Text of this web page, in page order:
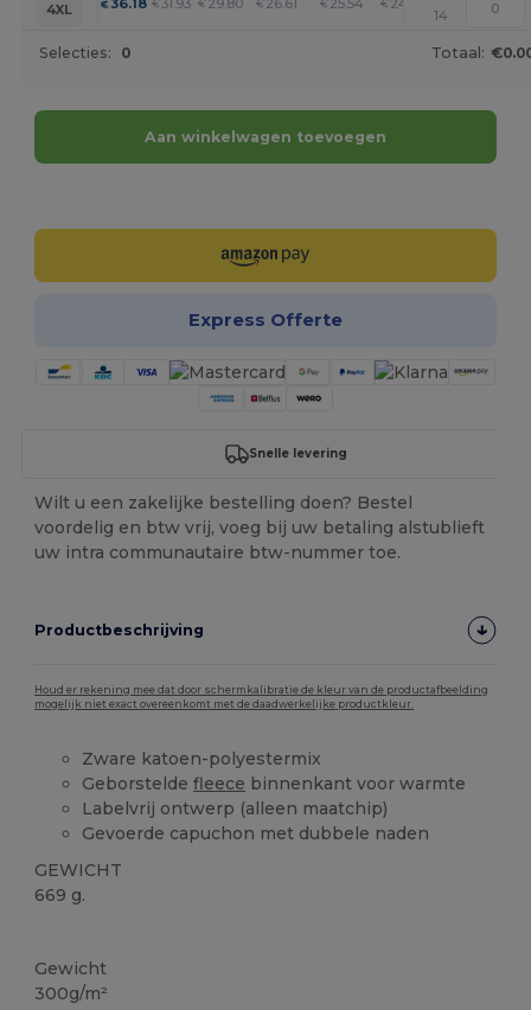
4XL
€36.18 € 31.93 € 29.80 € 26.61 € 25.54 € 24.48
14
Selecties: 0 Totaal:
Aan winkelwagen toevoegen
Express Offerte
Snelle levering
Wilt u een zakelijke bestelling doen? Bestel
voordelig en btw vrij, voeg bij uw betaling alstublieft
uw intra communautaire btw-nummer toe.
Productbeschrijving
Houd er rekening mee dat door schermkalibratie de kleur van de productafbeelding
mogelijk niet exact overeenkomt met de daadwerkelijke productkleur.
Zware katoen-polyestermix
Geborsteldefleece binnenkant voor warmte
Labelvrij ontwerp (alleen maatchip)
Gevoerde capuchon met dubbele naden
GEWICHT
669 g.
Gewicht
300g/m²